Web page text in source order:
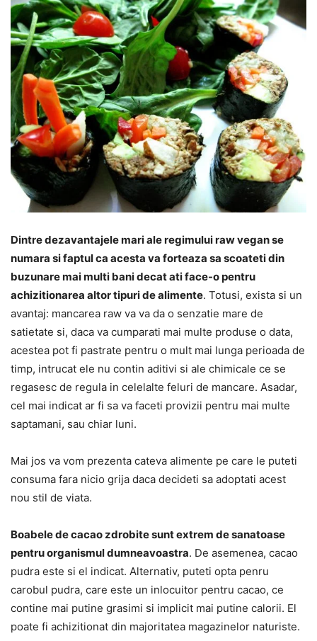
Dintre dezavantajele mari ale regimului raw vegan se
numara si faptul ca acesta va forteaza sa scoateti din
buzunare mai multi bani decat ati face-o pentru
achizitionarea altor tipuri de alimente. Totusi, exista si un
avantaj: mancarea raw va va da o senzatie mare de
satietate si, daca va cumparati mai multe produse o data,
acestea pot fi pastrate pentru o mult mai lunga perioada de
timp, intrucat ele nu contin aditivi si ale chimicale ce se
regasesc de regula in celelalte feluri de mancare. Asadar,
cel mai indicat ar fi sa va faceti provizii pentru mai multe
saptamani, sau chiar luni.
Mai jos va vom prezenta cateva alimente pe care le puteti
consuma fara nicio grija daca decideti sa adoptati acest
nou stil de viata.
Boabele de cacao zdrobite sunt extrem de sanatoase
pentru organismul dumneavoastra. De asemenea, cacao
pudra este si el indicat. Alternativ, puteti opta penru
carobul pudra, care este un inlocuitor pentru cacao, ce
contine mai putine grasimi si implicit mai putine calorii. El
poate fi achizitionat din majoritatea magazinelor naturiste.